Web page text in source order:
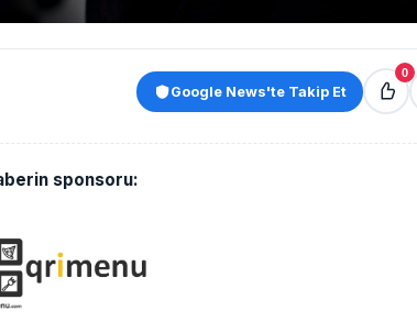
Google News'te Takip Et
0
sponsoru: